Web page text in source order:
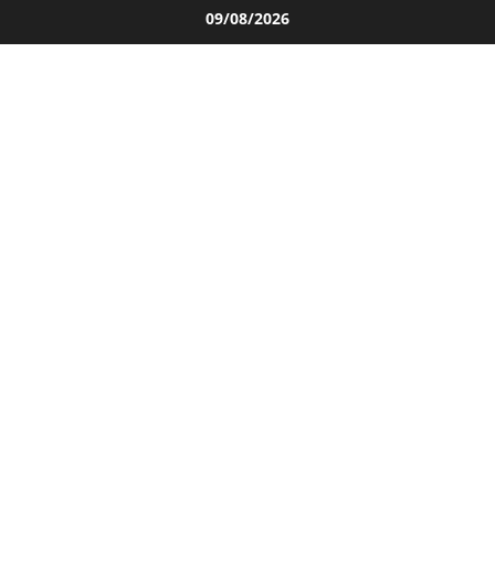
al
09/08/2026